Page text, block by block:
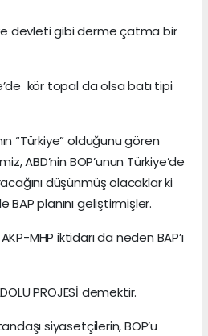
devleti gibi derme çatma bir
kör topal da olsa batı tipi
“Türkiye” olduğunu gören
ABD’nin BOP’unun Türkiye’de
düşünmüş olacaklar ki
planını geliştirmişler.
MHP iktidarı da neden BAP’ı
PROJESİ demektir.
siyasetçilerin, BOP’u